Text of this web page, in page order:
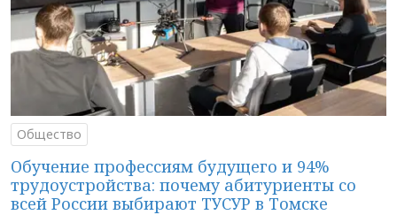
Общество
Обучение профессиям будущего и 94%
трудоустройства: почему абитуриенты со
всей России выбирают ТУСУР в Томске